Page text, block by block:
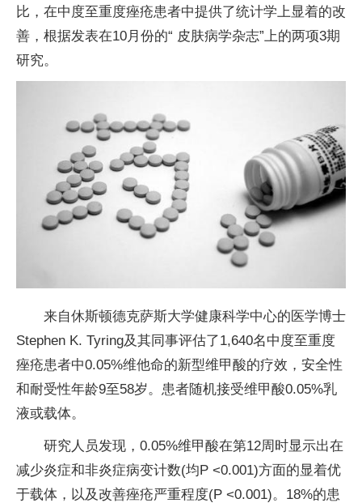
比，在中度至重度痤疮患者中提供了统计学上显着的改
善，根据发表在10月份的“ 皮肤病学杂志”上的两项3期
研究。
来自休斯顿德克萨斯大学健康科学中心的医学博士
Stephen K. Tyring及其同事评估了1,640名中度至重度
痤疮患者中0.05%维他命的新型维甲酸的疗效，安全性
和耐受性年龄9至58岁。患者随机接受维甲酸0.05%乳
液或载体。
研究人员发现，0.05%维甲酸在第12周时显示出在
减少炎症和非炎症病变计数(均P <0.001)方面的显着优
于载体，以及改善痤疮严重程度(P <0.001)。18%的患